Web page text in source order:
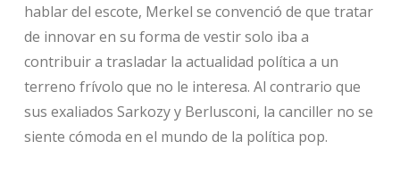
hablar del escote, Merkel se convenció de que tratar
de innovar en su forma de vestir solo iba a
contribuir a trasladar la actualidad política a un
terreno frívolo que no le interesa. Al contrario que
sus exaliados Sarkozy y Berlusconi, la canciller no se
siente cómoda en el mundo de la política pop.